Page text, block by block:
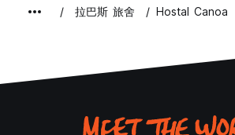
拉巴斯 旅舍 Hostal Canoa